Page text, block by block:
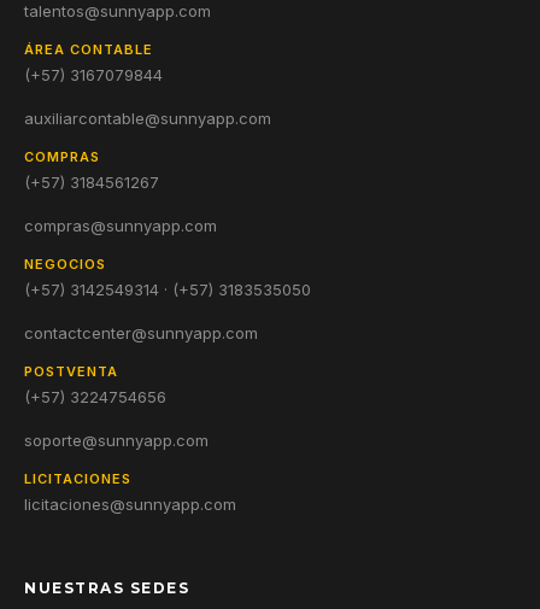
talentos@sunnyapp.com
ÁREA CONTABLE
(+57) 3167079844
auxiliarcontable@sunnyapp.com
COMPRAS
(+57) 3184561267
compras@sunnyapp.com
NEGOCIOS
(+57) 3142549314 · (+57) 3183535050
contactcenter@sunnyapp.com
POSTVENTA
(+57) 3224754656
soporte@sunnyapp.com
LICITACIONES
licitaciones@sunnyapp.com
NUESTRAS SEDES